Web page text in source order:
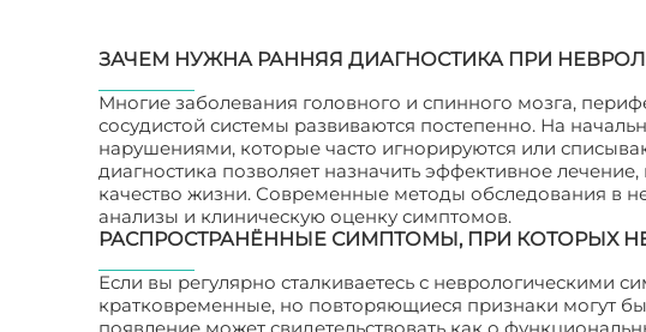
ЗАЧЕМ НУЖНА РАННЯЯ ДИАГНОСТИКА ПРИ
Многие заболевания головного и спинного мозга,
сосудистой системы развиваются постепенно. На
нарушениями, которые часто игнорируются или
диагностика позволяет назначить эффективное
качество жизни. Современные методы обследования в
анализы и клиническую оценку симптомов.
РАСПРОСТРАНЁННЫЕ СИМПТОМЫ, ПРИ КОТОРЫХ
Если вы регулярно сталкиваетесь с неврологическими
кратковременные, но повторяющиеся признаки могут